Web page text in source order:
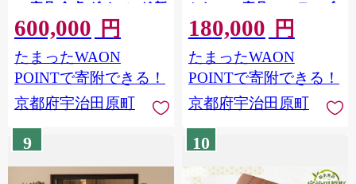
い 家具 食卓 ダイニング 新
生活 56210610
600,000 円
たまったWAON
POINTで寄附できる！
京都府宇治田原町
かわいい 家具 ローテーブ
ル 丸 デスク サイドデスク
1人暮らし 新生活
56210609
180,000 円
たまったWAON
POINTで寄附できる！
京都府宇治田原町
9 10